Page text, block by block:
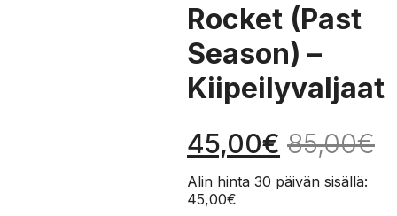
Rocket (Past
Season) –
Kiipeilyvaljaat
45,00€ 85,00€
Alin hinta 30 päivän sisällä:
45,00€